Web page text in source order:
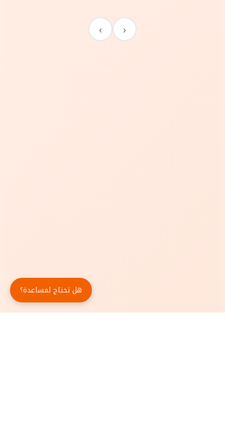
‹
›
هل تحتاج لمساعدة؟